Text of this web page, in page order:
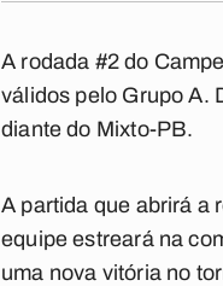
A rodada #2 do
válidos pelo Grupo A.
diante do Mixto-PB.
A partida que abrirá a
equipe estreará na
uma nova vitória no